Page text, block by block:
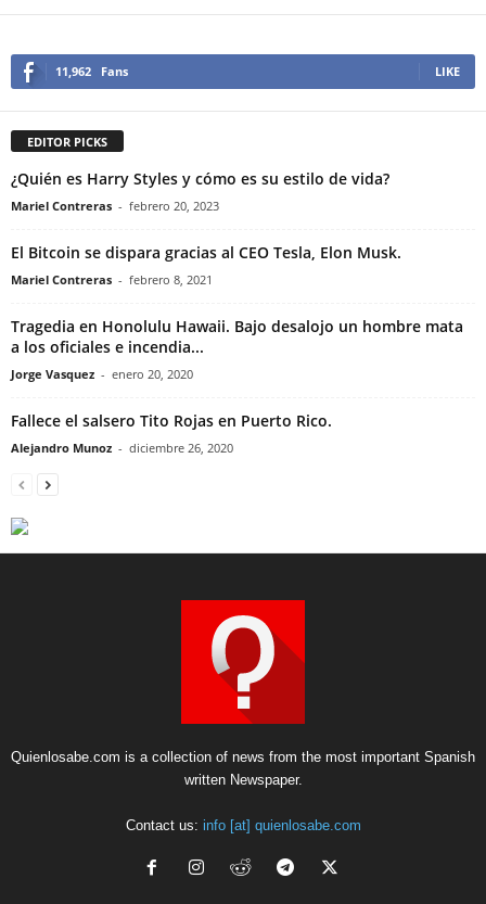
11,962 Fans LIKE
EDITOR PICKS
¿Quién es Harry Styles y cómo es su estilo de vida?
Mariel Contreras - febrero 20, 2023
El Bitcoin se dispara gracias al CEO Tesla, Elon Musk.
Mariel Contreras - febrero 8, 2021
Tragedia en Honolulu Hawaii. Bajo desalojo un hombre mata
a los oficiales e incendia...
Jorge Vasquez - enero 20, 2020
Fallece el salsero Tito Rojas en Puerto Rico.
Alejandro Munoz - diciembre 26, 2020
Quienlosabe.com is a collection of news from the most important Spanish
written Newspaper.
Contact us: info [at] quienlosabe.com